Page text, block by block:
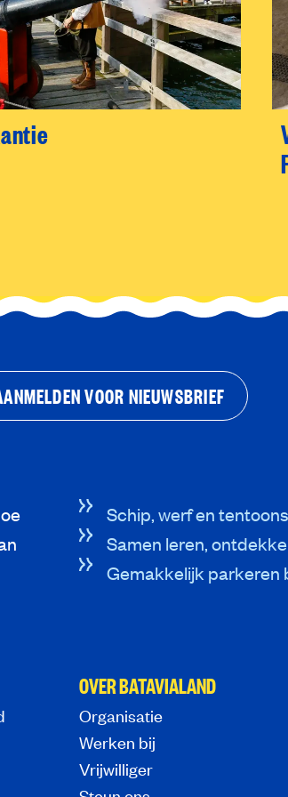
VOOR NIEUWSBRIEF
Schip, werf en
Samen leren,
Gemakkelijk parkeren
OVER BATAVIALAND
Organisatie
Werken bij
Vrijwilliger